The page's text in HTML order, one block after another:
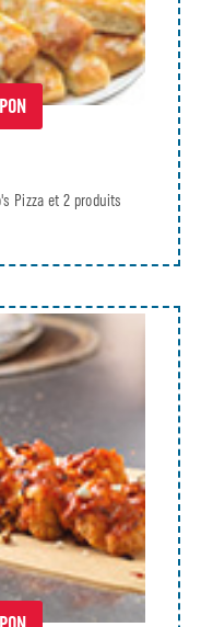
Pizza et 2 produits